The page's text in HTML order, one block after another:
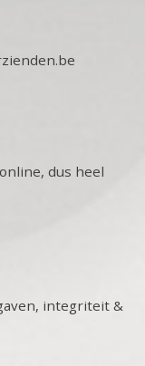
dus heel
integriteit &